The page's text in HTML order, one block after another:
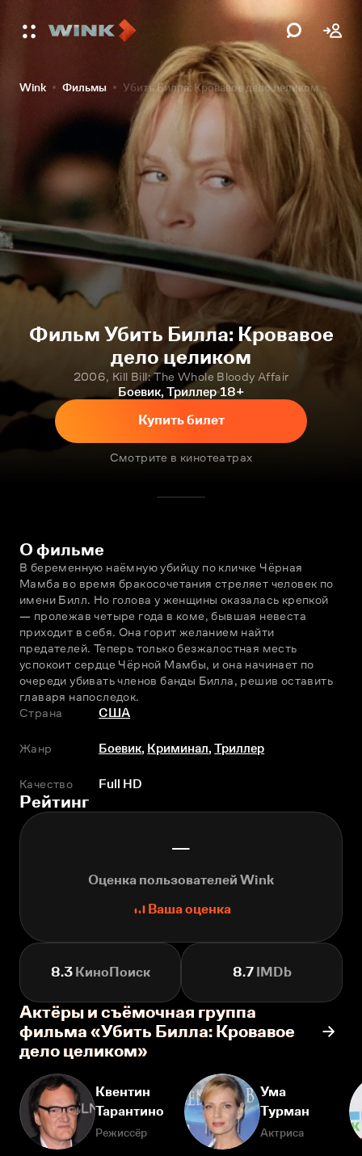
Wink Фильмы Убить Билла: Кровавое дело целиком
Фильм Убить Билла: Кровавое
дело целиком
2006, Kill Bill: The Whole Bloody Affair
Боевик, Триллер 18+
Купить билет
Смотрите в кинотеатрах
О фильме
В беременную наёмную убийцу по кличке Чёрная
Мамба во время бракосочетания стреляет человек по
имени Билл. Но голова у женщины оказалась крепкой
— пролежав четыре года в коме, бывшая невеста
приходит в себя. Она горит желанием найти
предателей. Теперь только безжалостная месть
успокоит сердце Чёрной Мамбы, и она начинает по
очереди убивать членов банды Билла, решив оставить
главаря напоследок.
Страна
США
Жанр Боевик, Криминал,Триллер
Качество Full HD
Рейтинг
—
Оценка пользователей Wink
Ваша оценка
8.3КиноПоиск 8.7IMDb
Актёры и съёмочная группа
фильма «Убить Билла: Кровавое
дело целиком»
Квентин
Тарантино
Режиссёр
Ума
Турман
Актриса